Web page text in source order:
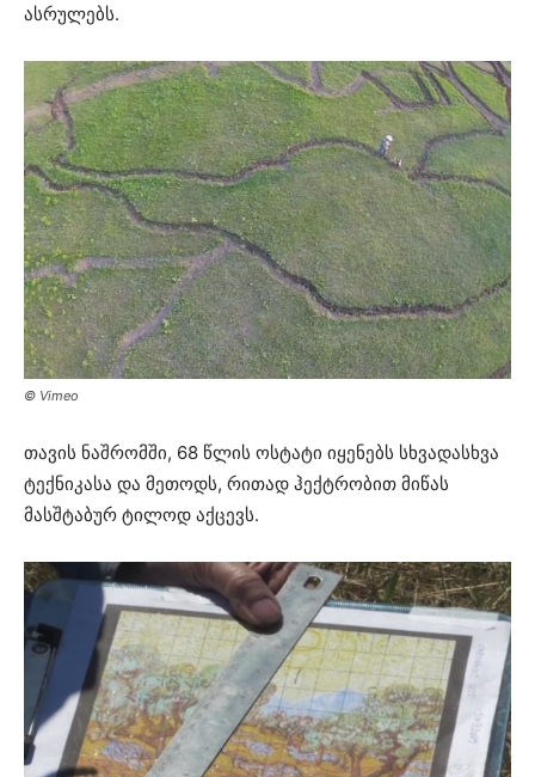
ასრულებს.
© Vimeo
თავის ნაშრომში, 68 წლის ოსტატი იყენებს სხვადასხვა
ტექნიკასა და მეთოდს, რითად ჰექტრობით მიწას
მასშტაბურ ტილოდ აქცევს.